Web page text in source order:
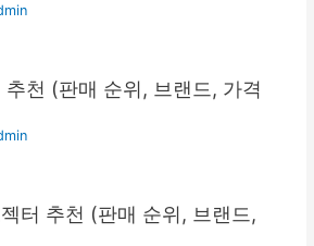
천 (판매 순위, 브랜드, 가격
터 추천 (판매 순위, 브랜드,